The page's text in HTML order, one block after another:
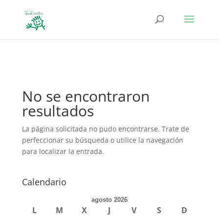
No se encontraron
resultados
La página solicitada no pudo encontrarse. Trate de
perfeccionar su búsqueda o utilice la navegación
para localizar la entrada.
Calendario
agosto 2026
L M X J V S
D